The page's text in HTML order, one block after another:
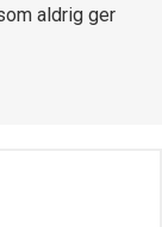
aldrig ger